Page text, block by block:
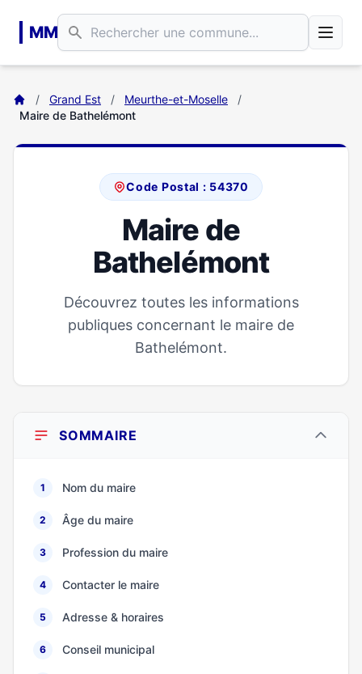
MM
/ Grand Est / Meurthe-et-Moselle
/
Maire de Bathelémont
Code Postal : 54370
Maire de
Bathelémont
Découvrez toutes les informations
publiques concernant le maire de
Bathelémont.
SOMMAIRE
1 Nom du maire
2 Âge du maire
3 Profession du maire
4 Contacter le maire
5 Adresse & horaires
6 Conseil municipal